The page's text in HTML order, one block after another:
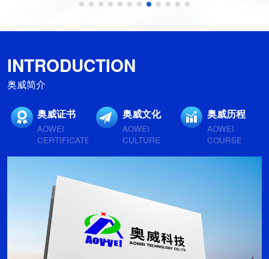
INTRODUCTION
奥威简介
奥威证书
AOWEI
CERTIFICATE
奥威文化
AOWEI
CULTURE
奥威历程
AOWEI
COURSE